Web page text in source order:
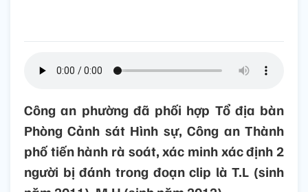
Công an phường đã phối hợp Tổ địa bàn
Phòng Cảnh sát Hình sự, Công an Thành
phố tiến hành rà soát, xác minh xác định 2
người bị đánh trong đoạn clip là T.L (sinh